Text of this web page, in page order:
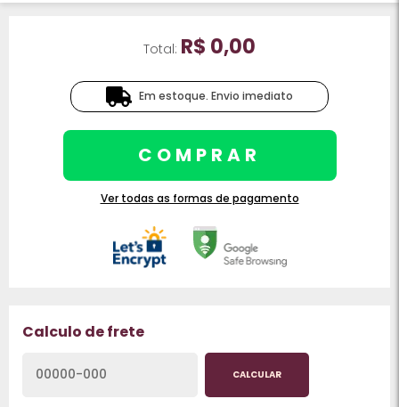
Total: R$ 0,00
Em estoque. Envio imediato
COMPRAR
Ver todas as formas de pagamento
Calculo de frete
CALCULAR